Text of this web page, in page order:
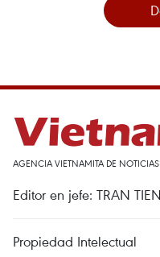
AGENCIA VIETNAMITA DE NOTICIAS
Editor en jefe: TRAN
Propiedad Intelectual